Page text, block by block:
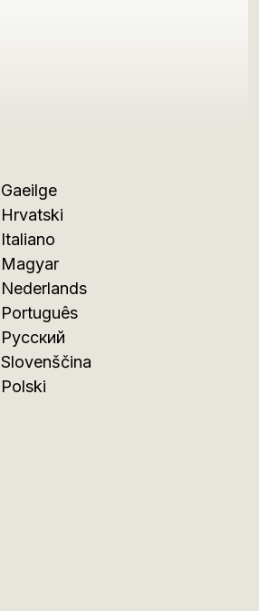
Gaeilge
Hrvatski
Italiano
Magyar
Nederlands
Português
Русский
Slovenščina
Polski